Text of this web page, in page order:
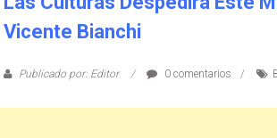
Vicente Bianchi
Publicado por: Editor 0 comentarios